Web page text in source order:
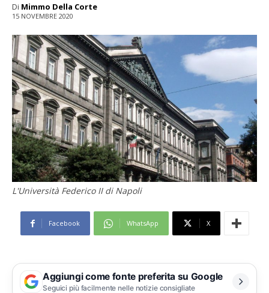
Di Mimmo Della Corte
15 NOVEMBRE 2020
L'Università Federico II di Napoli
Facebook WhatsApp X
Aggiungi come fonte preferita su Google
Seguici più facilmente nelle notizie consigliate